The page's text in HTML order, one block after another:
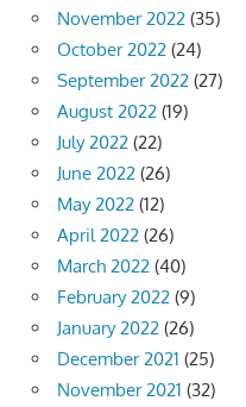
November 2022 (35)
October 2022 (24)
September 2022 (27)
August 2022 (19)
July 2022 (22)
June 2022 (26)
May 2022 (12)
April 2022 (26)
March 2022 (40)
February 2022 (9)
January 2022 (26)
December 2021 (25)
November 2021 (32)